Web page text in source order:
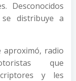
Desconocidos
distribuye a
aproximó, radio
que
y les